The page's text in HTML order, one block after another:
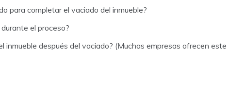
para completar el vaciado del inmueble?
el proceso?
inmueble después del vaciado? (Muchas empresas ofrecen este